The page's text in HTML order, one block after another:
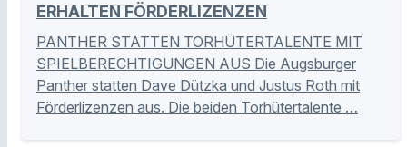
ERHALTEN FÖRDERLIZENZEN
PANTHER STATTEN TORHÜTERTALENTE MIT
SPIELBERECHTIGUNGEN AUS Die Augsburger
Panther statten Dave Dützka und Justus Roth mit
Förderlizenzen aus. Die beiden Torhütertalente …